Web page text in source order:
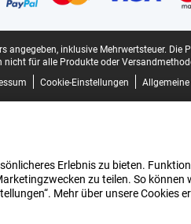
angegeben, inklusive Mehrwertsteuer. Die
nicht für alle Produkte oder
Cookie-Einstellungen
Erlebnis zu bieten.
zu teilen. So
Mehr über unsere Cookies